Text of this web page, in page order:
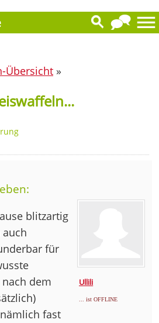
Übersicht »
Ullili
... ist OFFLINE
blitzartig
für
dem
fast